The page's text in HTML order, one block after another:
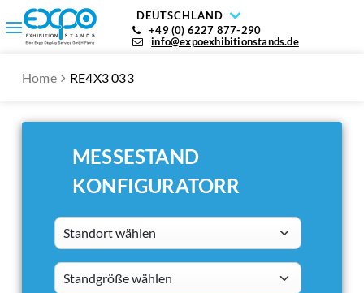
DEUTSCHLAND
+49 (0) 6227 877-290
info@expoexhibitionstands.de
Home RE4X3 033
MESSESTAND
KONFIGURATORR
Standort wählen
standsizes